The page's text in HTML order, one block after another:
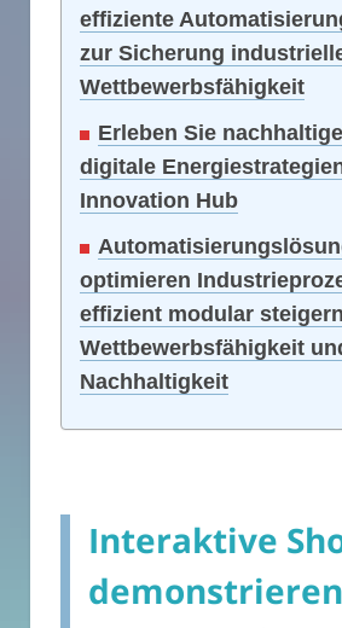
effiziente
zur Sicherung
Wettbewerbsfähigkeit
Erleben Sie
digitale
Innovation Hub
optimieren
effizient modular steigern
Wettbewerbsfähigkeit
Nachhaltigkeit
Interaktive
demonstrieren